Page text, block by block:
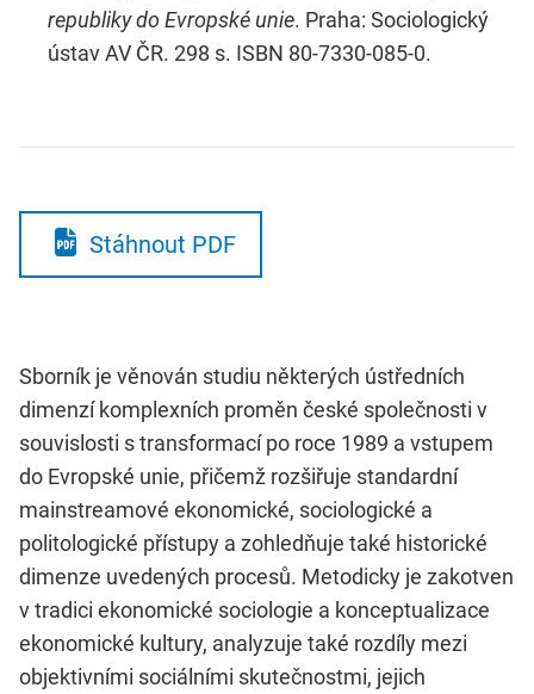
republiky do Evropské unie. Praha: Sociologický
ústav AV ČR. 298 s. ISBN 80-7330-085-0.
Stáhnout PDF
Sborník je věnován studiu některých ústředních
dimenzí komplexních proměn české společnosti v
souvislosti s transformací po roce 1989 a vstupem
do Evropské unie, přičemž rozšiřuje standardní
mainstreamové ekonomické, sociologické a
politologické přístupy a zohledňuje také historické
dimenze uvedených procesů. Metodicky je zakotven
v tradici ekonomické sociologie a konceptualizace
ekonomické kultury, analyzuje také rozdíly mezi
objektivními sociálními skutečnostmi, jejich